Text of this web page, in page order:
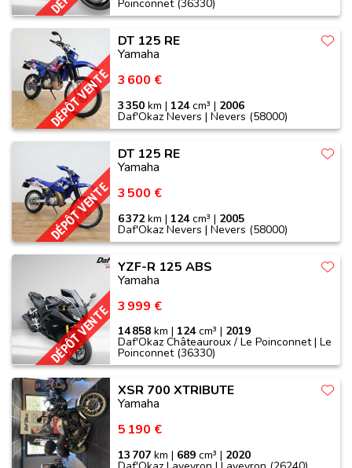
Poinconnet (36330)
DÉPÔT VENTE
DT 125 RE
Yamaha
3 600 €
3 350 km | 124cm³ | 2006
Daf'Okaz Nevers | Nevers (58000)
DÉPÔT VENTE
DT 125 RE
Yamaha
3 500 €
6 372km | 124cm³ | 2005
Daf'Okaz Nevers | Nevers (58000)
DÉPÔT VENTE
YZF-R 125 ABS
Yamaha
3 999 €
14 858 km | 124cm³ | 2019
Daf'Okaz Châteauroux / Le Poinconnet | Le
Poinconnet (36330)
XSR 700 XTRIBUTE
Yamaha
5 190 €
13 707 km | 689 cm³ | 2020